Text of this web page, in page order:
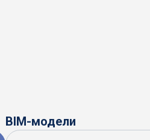
BIM-модели